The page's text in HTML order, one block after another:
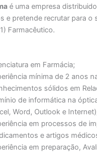
é uma empresa
e pretende recrutar para o
Farmacêutico.
em Farmácia;
mínima de 2 anos
sólidos em
de informática na
Word, Outlook e
em processos de
e artigos
em preparação,